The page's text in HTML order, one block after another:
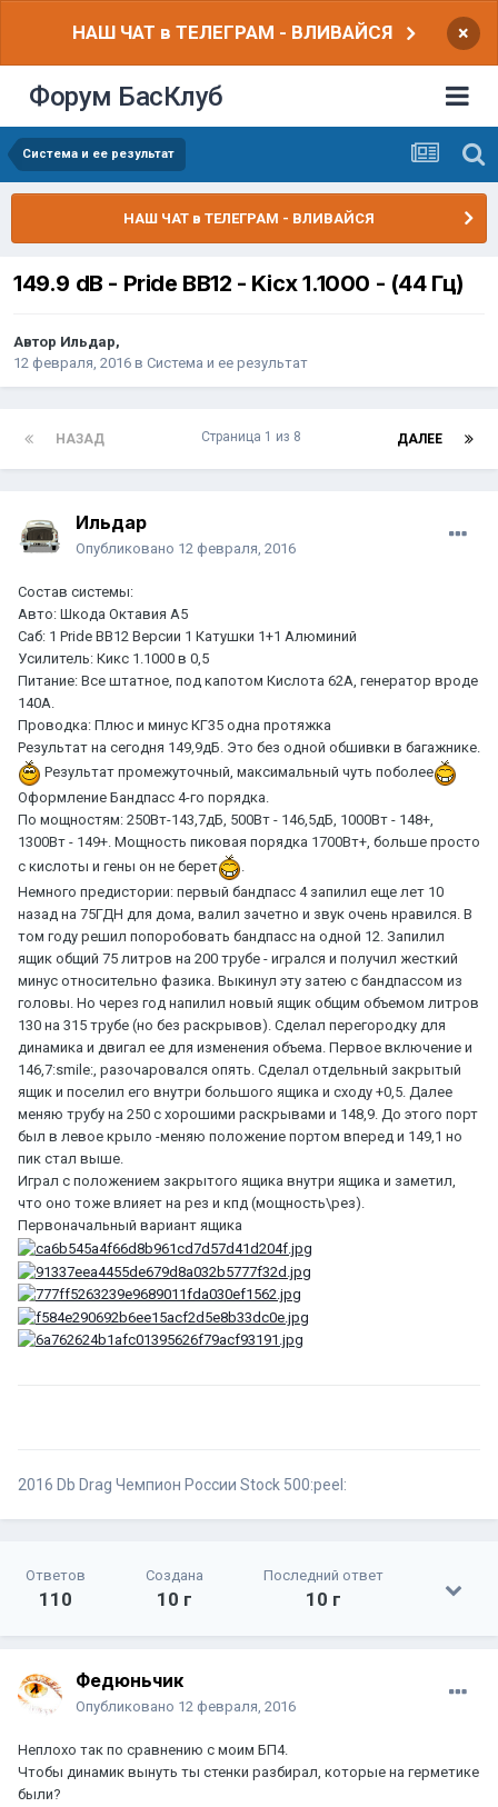
НАШ ЧАТ в ТЕЛЕГРАМ - ВЛИВАЙСЯ ×
Форум БасКлуб
Система и ее результат
НАШ ЧАТ в ТЕЛЕГРАМ - ВЛИВАЙСЯ
149.9 dB - Pride BB12 - Kicx 1.1000 - (44 Гц)
Автор Ильдар,
12 февраля, 2016 в Система и ее результат
НАЗАД ДАЛЕЕ
Страница 1 из 8
Ильдар
Опубликовано 12 февраля, 2016
Состав системы:
Авто: Шкода Октавия А5
Саб: 1 Pride BB12 Версии 1 Катушки 1+1 Алюминий
Усилитель: Кикс 1.1000 в 0,5
Питание: Все штатное, под капотом Кислота 62А, генератор вроде
140А.
Проводка: Плюс и минус КГ35 одна протяжка
Результат на сегодня 149,9дБ. Это без одной обшивки в багажнике.
Результат промежуточный, максимальный чуть поболее
Оформление Бандпасс 4-го порядка.
По мощностям: 250Вт-143,7дБ, 500Вт - 146,5дБ, 1000Вт - 148+,
1300Вт - 149+. Мощность пиковая порядка 1700Вт+, больше просто
с кислоты и гены он не берет
.
Немного предистории: первый бандпасс 4 запилил еще лет 10
назад на 75ГДН для дома, валил зачетно и звук очень нравился. В
том году решил попоробовать бандпасс на одной 12. Запилил
ящик общий 75 литров на 200 трубе - игрался и получил жесткий
минус относительно фазика. Выкинул эту затею с бандпассом из
головы. Но через год напилил новый ящик общим объемом литров
130 на 315 трубе (но без раскрывов). Сделал перегородку для
динамика и двигал ее для изменения объема. Первое включение и
146,7:smile:, разочаровался опять. Сделал отдельный закрытый
ящик и поселил его внутри большого ящика и сходу +0,5. Далее
меняю трубу на 250 с хорошими раскрывами и 148,9. До этого порт
был в левое крыло -меняю положение портом вперед и 149,1 но
пик стал выше.
Играл с положением закрытого ящика внутри ящика и заметил,
что оно тоже влияет на рез и кпд (мощность\рез).
Первоначальный вариант ящика
2016 Db Drag Чемпион России Stock 500:peel:
Ответов
110
Создана
10 г
Последний ответ
10 г
Федюньчик
Опубликовано 12 февраля, 2016
Неплохо так по сравнению с моим БП4.
Чтобы динамик вынуть ты стенки разбирал, которые на герметике
были?